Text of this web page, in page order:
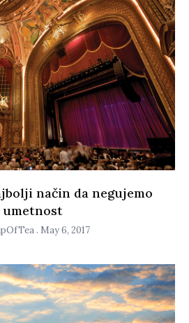
način da negujemo
umetnost
May 6, 2017